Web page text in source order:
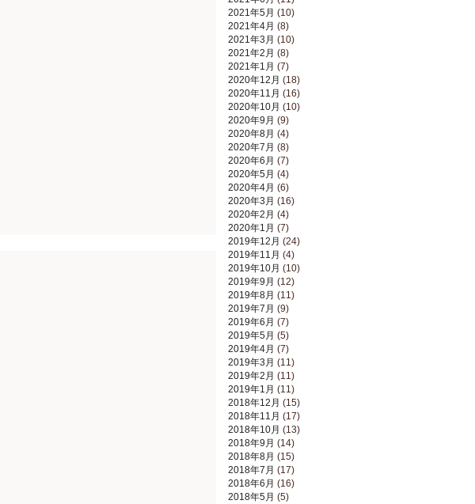
2021年5月 (10)
2021年4月 (8)
2021年3月 (10)
2021年2月 (8)
2021年1月 (7)
2020年12月 (18)
2020年11月 (16)
2020年10月 (10)
2020年9月 (9)
2020年8月 (4)
2020年7月 (8)
2020年6月 (7)
2020年5月 (4)
2020年4月 (6)
2020年3月 (16)
2020年2月 (4)
2020年1月 (7)
2019年12月 (24)
2019年11月 (4)
2019年10月 (10)
2019年9月 (12)
2019年8月 (11)
2019年7月 (9)
2019年6月 (7)
2019年5月 (5)
2019年4月 (7)
2019年3月 (11)
2019年2月 (11)
2019年1月 (11)
2018年12月 (15)
2018年11月 (17)
2018年10月 (13)
2018年9月 (14)
2018年8月 (15)
2018年7月 (17)
2018年6月 (16)
2018年5月 (5)